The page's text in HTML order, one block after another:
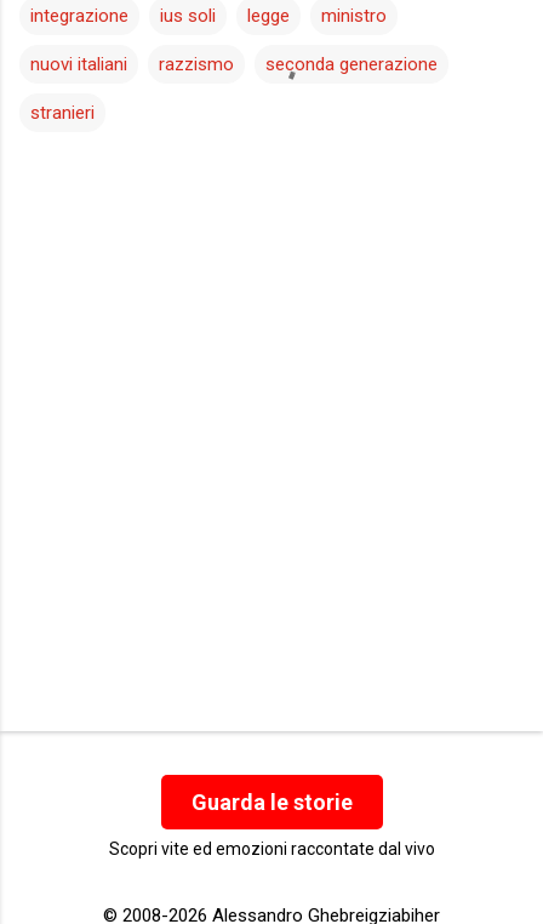
integrazione ius soli legge ministro
nuovi italiani razzismo seconda generazione
stranieri
Guarda le storie
Scopri vite ed emozioni raccontate dal vivo
© 2008-2026 Alessandro Ghebreigziabiher